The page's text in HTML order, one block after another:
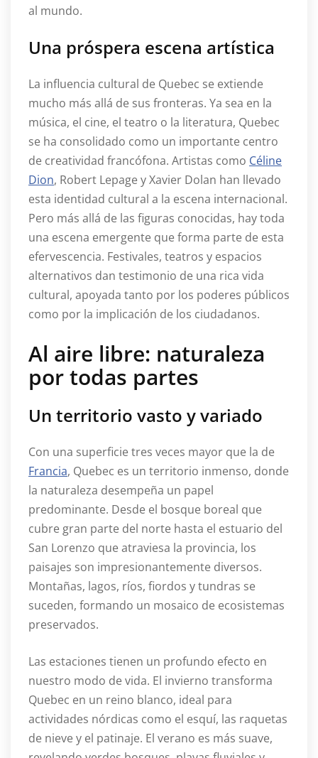
al mundo.
Una próspera escena artística
La influencia cultural de Quebec se extiende
mucho más allá de sus fronteras. Ya sea en la
música, el cine, el teatro o la literatura, Quebec
se ha consolidado como un importante centro
de creatividad francófona. Artistas como Céline
Dion, Robert Lepage y Xavier Dolan han llevado
esta identidad cultural a la escena internacional.
Pero más allá de las figuras conocidas, hay toda
una escena emergente que forma parte de esta
efervescencia. Festivales, teatros y espacios
alternativos dan testimonio de una rica vida
cultural, apoyada tanto por los poderes públicos
como por la implicación de los ciudadanos.
Al aire libre: naturaleza
por todas partes
Un territorio vasto y variado
Con una superficie tres veces mayor que la de
Francia, Quebec es un territorio inmenso, donde
la naturaleza desempeña un papel
predominante. Desde el bosque boreal que
cubre gran parte del norte hasta el estuario del
San Lorenzo que atraviesa la provincia, los
paisajes son impresionantemente diversos.
Montañas, lagos, ríos, fiordos y tundras se
suceden, formando un mosaico de ecosistemas
preservados.
Las estaciones tienen un profundo efecto en
nuestro modo de vida. El invierno transforma
Quebec en un reino blanco, ideal para
actividades nórdicas como el esquí, las raquetas
de nieve y el patinaje. El verano es más suave,